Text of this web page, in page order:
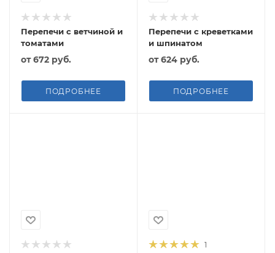
Перепечи с ветчиной и
томатами
от672 руб.
ПОДРОБНЕЕ
Перепечи с креветками
и шпинатом
от624 руб.
ПОДРОБНЕЕ
1